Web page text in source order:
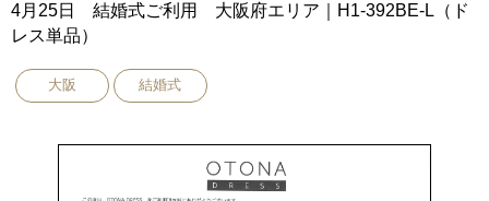
4月25日 結婚式ご利用 大阪府エリア｜H1-392BE-L（ド
レス単品）
大阪 結婚式